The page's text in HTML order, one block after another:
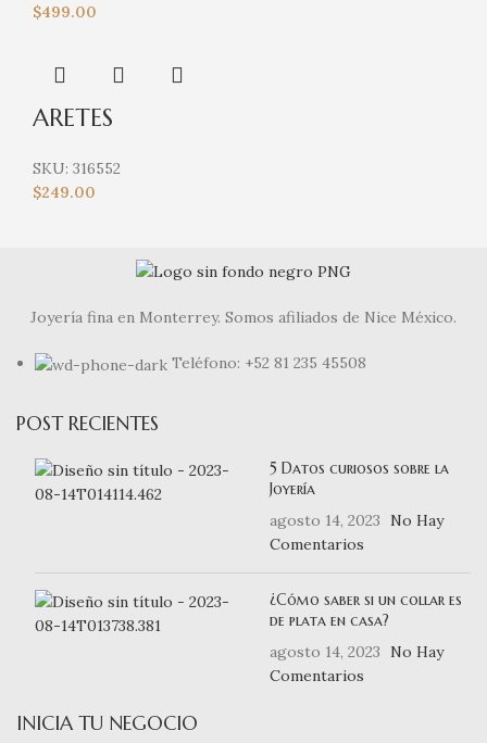
$499.00
ARETES
SKU: 316552
$249.00
Joyería fina en Monterrey. Somos afiliados de Nice México.
Teléfono: +52 81 235 45508
POST RECIENTES
5 Datos curiosos sobre la
Joyería
agosto 14, 2023
No Hay
Comentarios
¿Cómo saber si un collar es
de plata en casa?
agosto 14, 2023
No Hay
Comentarios
INICIA TU NEGOCIO